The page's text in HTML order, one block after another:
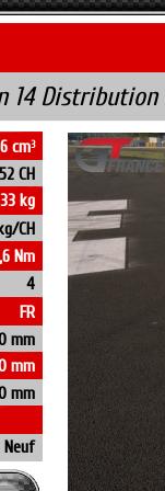
Distribution
cm3
CH
kg
CH
Nm
4
FR
mm
mm
mm
Neuf